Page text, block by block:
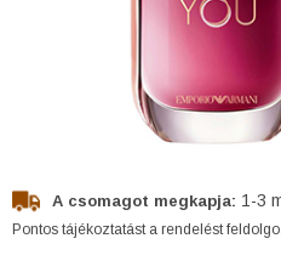
A csomagot megkapja: 1-3
Pontos tájékoztatást a rendelést